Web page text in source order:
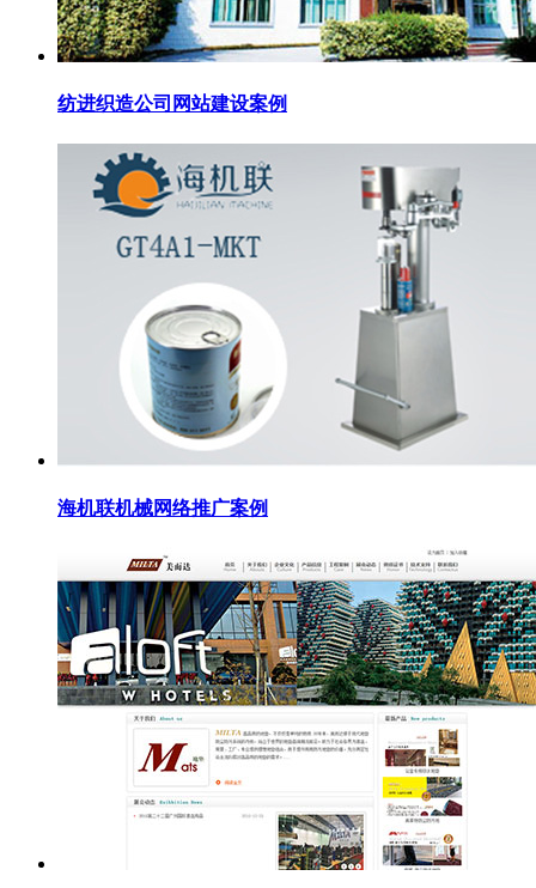
纺进织造公司网站建设案例
海机联机械网络推广案例